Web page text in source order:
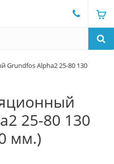
Grundfos Alpha2 25-80 130
25-80 130
мм.)